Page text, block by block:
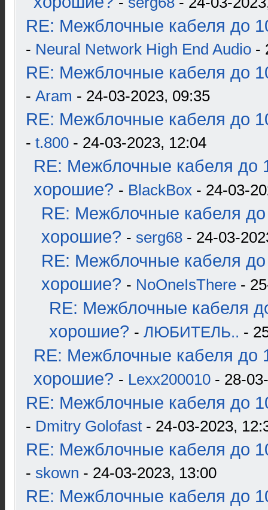
RE: Межблочные кабеля до
- Neural Network High End Audio -
RE: Межблочные кабеля до
- Aram - 24-03-2023, 09:35
RE: Межблочные кабеля до
- t.800 - 24-03-2023, 12:04
RE: Межблочные кабеля до
хорошие? - BlackBox - 24-03-
RE: Межблочные кабеля до
хорошие? - serg68 - 24-03-
RE: Межблочные кабеля до
хорошие? - NoOneIsThere -
RE: Межблочные кабеля
хорошие? - ЛЮБИТЕЛЬ.. -
RE: Межблочные кабеля до
хорошие? - Lexx200010 - 28-
RE: Межблочные кабеля до
- Dmitry Golofast - 24-03-2023,
RE: Межблочные кабеля до
- skown - 24-03-2023, 13:00
RE: Межблочные кабеля до